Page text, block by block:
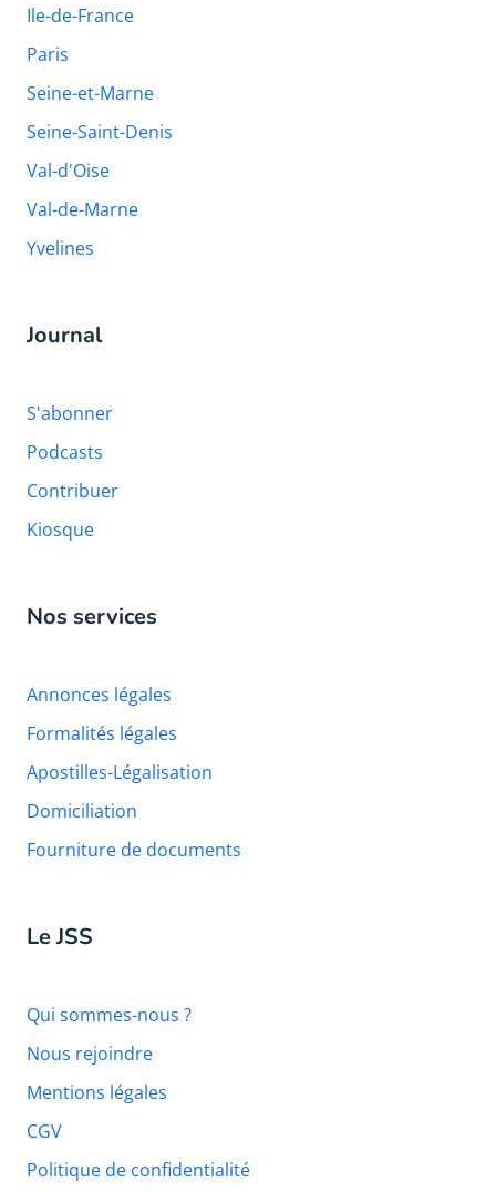
Ile-de-France
Paris
Seine-et-Marne
Seine-Saint-Denis
Val-d'Oise
Val-de-Marne
Yvelines
Journal
S'abonner
Podcasts
Contribuer
Kiosque
Nos services
Annonces légales
Formalités légales
Apostilles-Légalisation
Domiciliation
Fourniture de documents
Le JSS
Qui sommes-nous ?
Nous rejoindre
Mentions légales
CGV
Politique de confidentialité